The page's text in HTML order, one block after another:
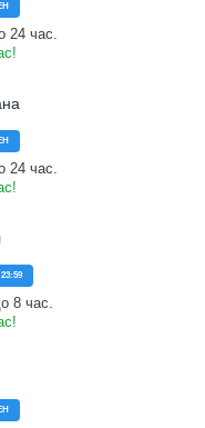
24 час.
24 час.
8 час.